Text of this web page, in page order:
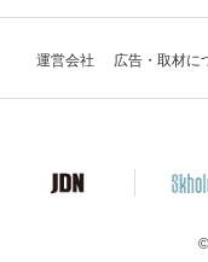
運営会社 広告・取材に